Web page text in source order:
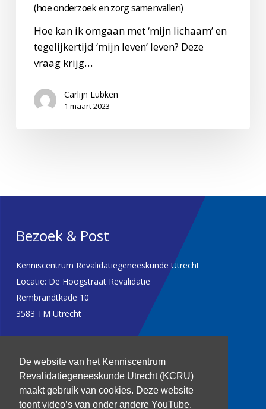
De website van het Kenniscentrum
Revalidatiegeneeskunde Utrecht (KCRU)
maakt gebruik van cookies. Deze website
toont video’s van onder andere YouTube.
(hoe onderzoek en zorg samenvallen)
Hoe kan ik omgaan met ‘mijn lichaam’ en
tegelijkertijd ‘mijn leven’ leven? Deze
vraag krijg…
Carlijn Lubken
1 maart 2023
Bezoek & Post
Kenniscentrum Revalidatiegeneeskunde Utrecht
Locatie: De Hoogstraat Revalidatie
Rembrandtkade 10
3583 TM Utrecht
kenniscentrum@dehoogstraat.nl